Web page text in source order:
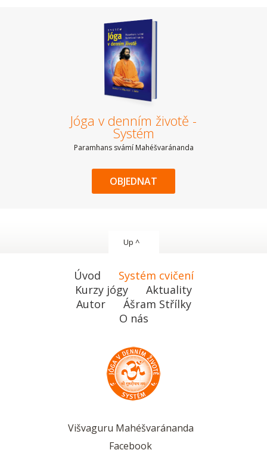
Jóga v denním životě -
Systém
Paramhans svámí Mahéšvaránanda
OBJEDNAT
Up ^
Úvod
Systém cvičení
Kurzy jógy
Aktuality
Autor
Ášram Střílky
O nás
Višvaguru Mahéšvaránanda
Facebook